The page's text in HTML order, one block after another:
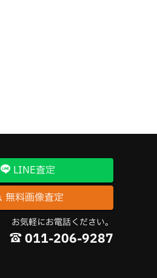
（7）
LINE査定
無料画像査定
お気軽にお電話ください。
011-206-9287